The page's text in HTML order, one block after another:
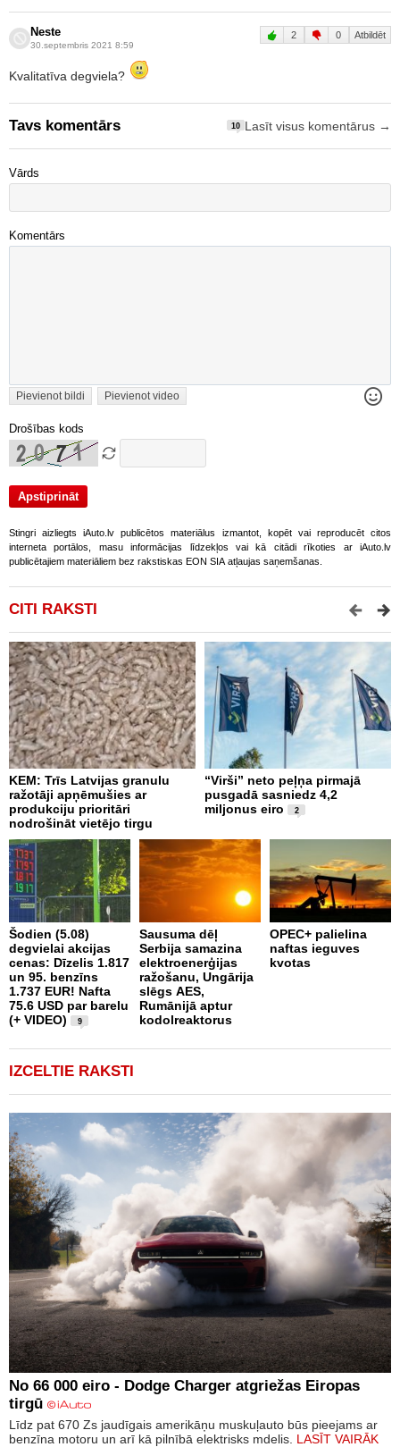
Neste
30.septembris 2021 8:59
2 0 Atbildēt
Kvalitatīva degviela?
Tavs komentārs 10 Lasīt visus komentārus →
Vārds
Komentārs
Pievienot bildi Pievienot video
Drošības kods
Stingri aizliegts iAuto.lv publicētos materiālus izmantot, kopēt vai reproducēt citos
interneta portālos, masu informācijas līdzekļos vai kā citādi rīkoties ar iAuto.lv
publicētajiem materiāliem bez rakstiskas EON SIA atļaujas saņemšanas.
CITI RAKSTI
KEM: Trīs Latvijas granulu
ražotāji apņēmušies ar
produkciju prioritāri
nodrošināt vietējo tirgu
“Virši” neto peļņa pirmajā
pusgadā sasniedz 4,2
miljonus eiro
2
Šodien (5.08)
degvielai akcijas
cenas: Dīzelis 1.817
un 95. benzīns
1.737 EUR! Nafta
75.6 USD par barelu
(+ VIDEO)
9
Sausuma dēļ
Serbija samazina
elektroenerģijas
ražošanu, Ungārija
slēgs AES,
Rumānijā aptur
kodolreaktorus
OPEC+ palielina
naftas ieguves
kvotas
IZCELTIE RAKSTI
No 66 000 eiro - Dodge Charger atgriežas Eiropas
tirgū
Līdz pat 670 Zs jaudīgais amerikāņu muskuļauto būs pieejams ar
benzīna motoru un arī kā pilnībā elektrisks mdelis. LASĪT VAIRĀK